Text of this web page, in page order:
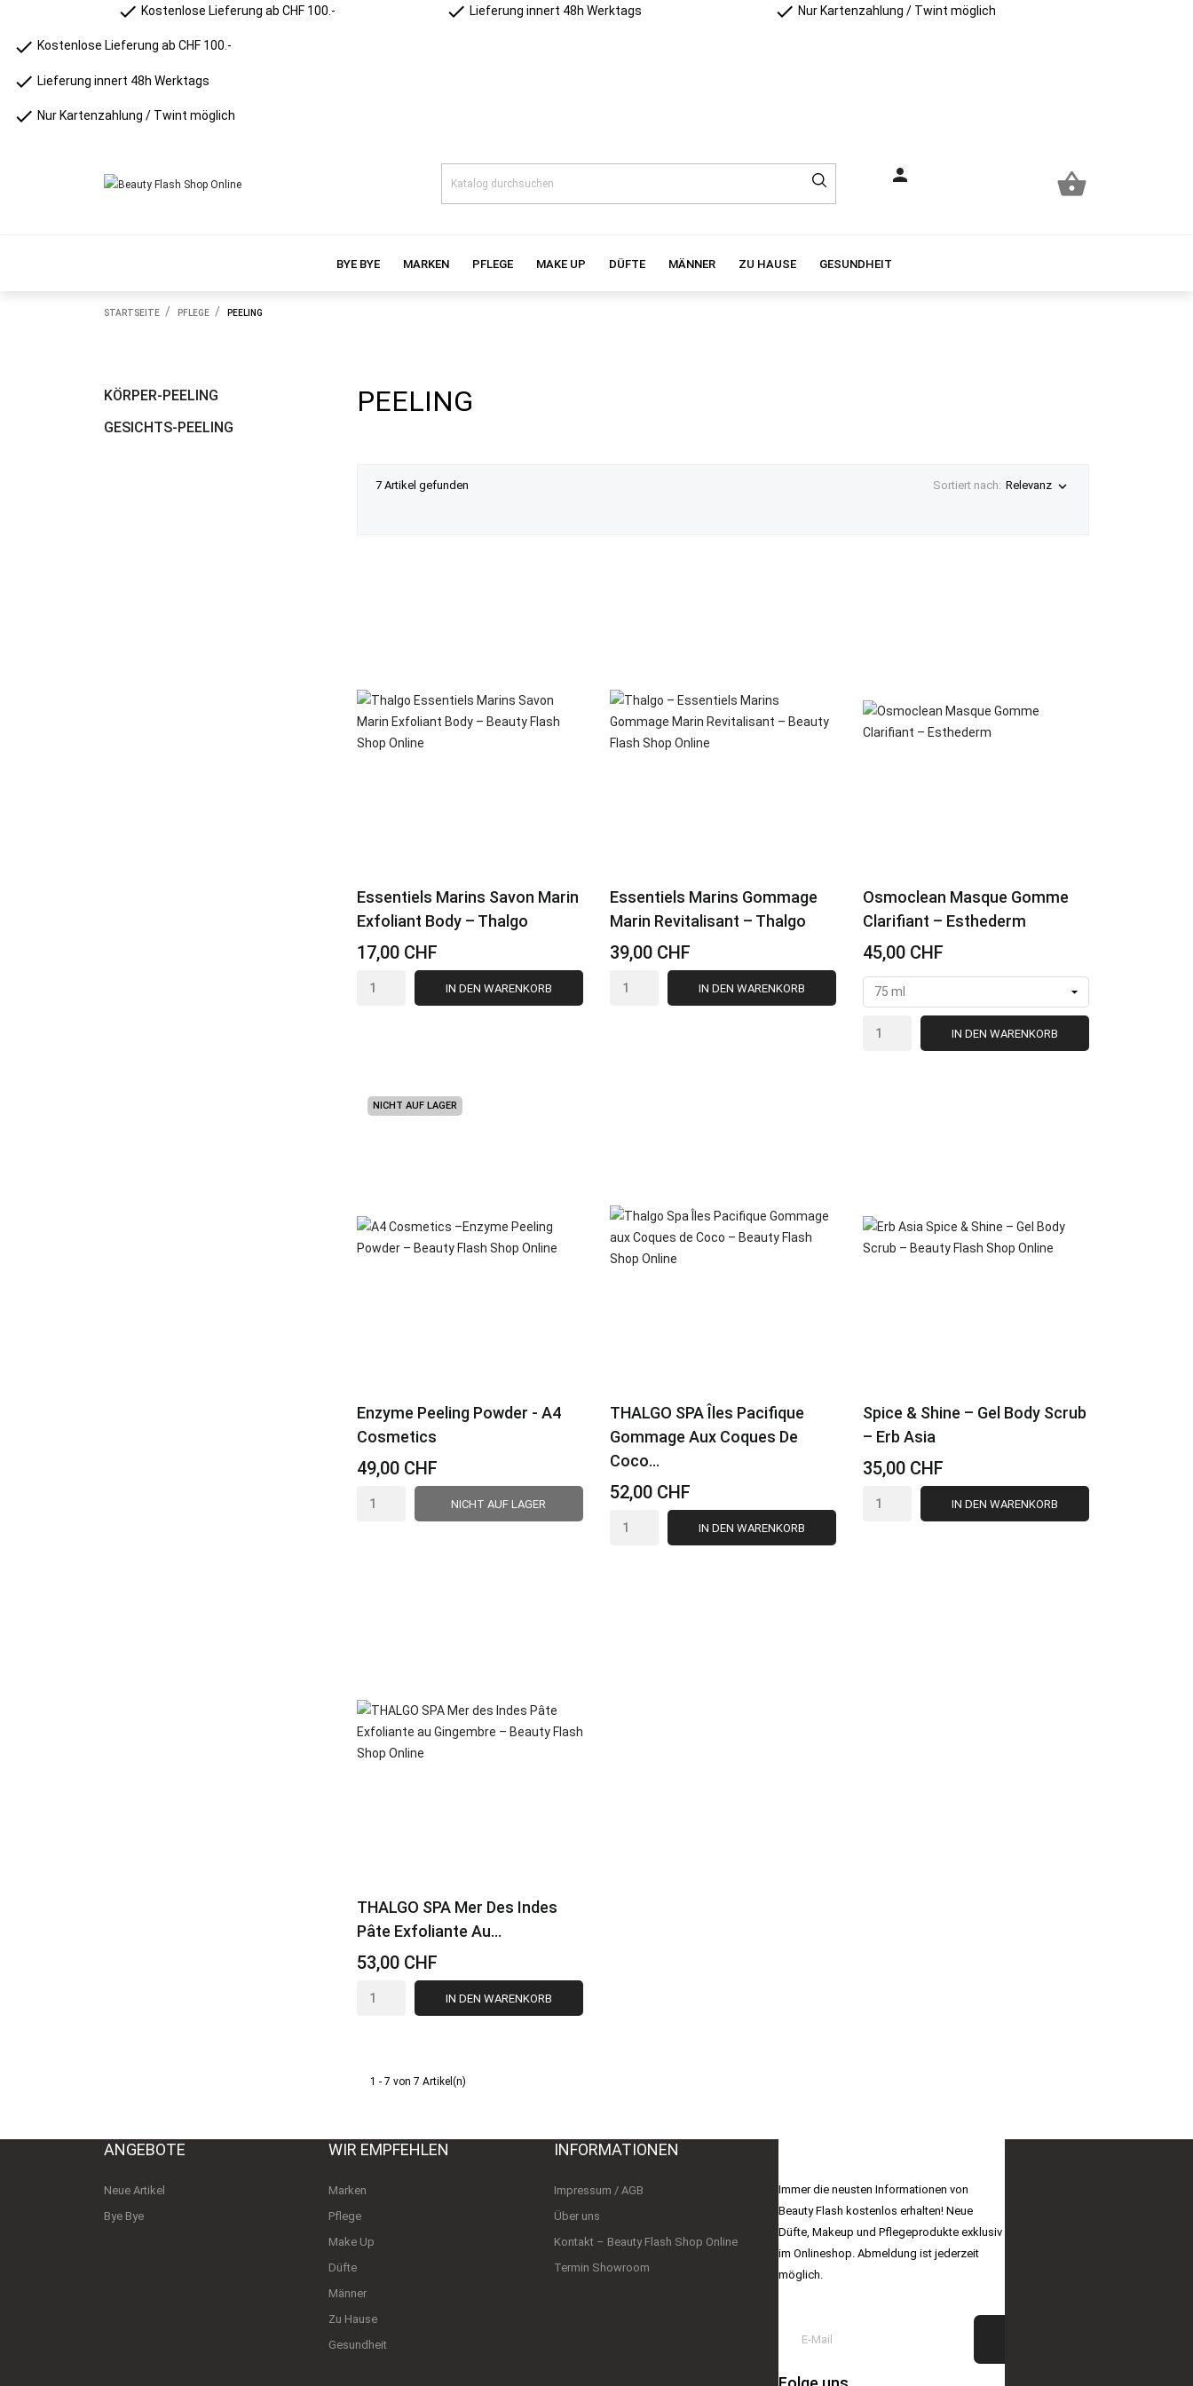
check Kostenlose Lieferung ab CHF 100.- check Lieferung innert 48h Werktags check Nur Kartenzahlung / Twint möglich
check Kostenlose Lieferung ab CHF 100.-
check Lieferung innert 48h Werktags
check Nur Kartenzahlung / Twint möglich

person
BYE BYE MARKEN PFLEGE MAKE UP DÜFTE MÄNNER ZU HAUSE GESUNDHEIT
STARTSEITE PFLEGE PEELING
KÖRPER-PEELING
GESICHTS-PEELING
PEELING
7 Artikel gefunden Sortiert nach: Relevanz 
Essentiels Marins Savon Marin
Exfoliant Body – Thalgo
17,00 CHF
IN DEN WARENKORB
Essentiels Marins Gommage
Marin Revitalisant – Thalgo
39,00 CHF
IN DEN WARENKORB
Osmoclean Masque Gomme
Clarifiant – Esthederm
45,00 CHF
IN DEN WARENKORB
Enzyme Peeling Powder - A4
Cosmetics
49,00 CHF
NICHT AUF LAGER
NICHT AUF LAGER
THALGO SPA Îles Pacifique
Gommage Aux Coques De
Coco...
52,00 CHF
IN DEN WARENKORB
VORSCHAU
Spice & Shine – Gel Body Scrub
– Erb Asia
35,00 CHF
IN DEN WARENKORB
THALGO SPA Mer Des Indes
Pâte Exfoliante Au...
53,00 CHF
IN DEN WARENKORB
1 - 7 von 7 Artikel(n)
ANGEBOTE
Neue Artikel
Bye Bye
WIR EMPFEHLEN
Marken
Pflege
Make Up
Düfte
Männer
Zu Hause
Gesundheit
INFORMATIONEN
Impressum / AGB
Über uns
Kontakt – Beauty Flash Shop Online
Termin Showroom
Immer die neusten Informationen von
Beauty Flash kostenlos erhalten! Neue
Düfte, Makeup und Pflegeprodukte exklusiv
im Onlineshop. Abmeldung ist jederzeit
möglich.